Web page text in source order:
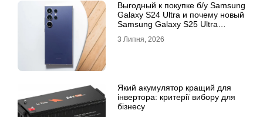
Выгодный к покупке б/у Samsung
Galaxy S24 Ultra и почему новый
Samsung Galaxy S25 Ultra
3 Липня, 2026
Який акумулятор кращий для
інвертора: критерії вибору для
бізнесу